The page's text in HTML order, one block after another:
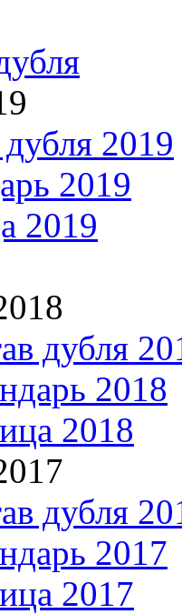
2019
2019
2019
дубля
2018
2018
дубля
2017
2017